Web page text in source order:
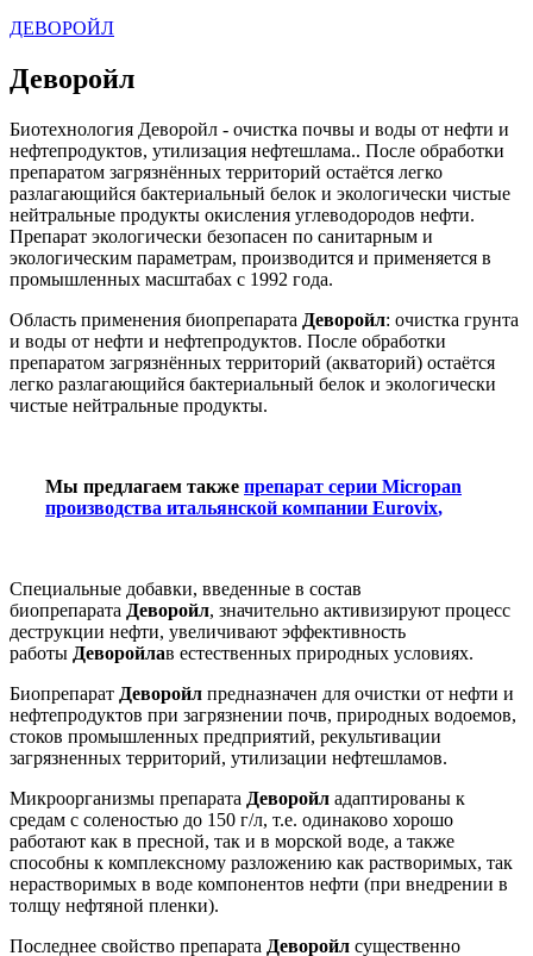
ДЕВОРОЙЛ
Деворойл
Биотехнология Деворойл - очистка почвы и воды от нефти и
нефтепродуктов, утилизация нефтешлама.. После обработки
препаратом загрязнённых территорий остаётся легко
разлагающийся бактериальный белок и экологически чистые
нейтральные продукты окисления углеводородов нефти.
Препарат экологически безопасен по санитарным и
экологическим параметрам, производится и применяется в
промышленных масштабах с 1992 года.
Область применения биопрепарата Деворойл: очистка грунта
и воды от нефти и нефтепродуктов. После обработки
препаратом загрязнённых территорий (акваторий) остаётся
легко разлагающийся бактериальный белок и экологически
чистые нейтральные продукты.
Мы предлагаем также препарат серии Micropan
производства итальянской компании Eurovix,
Специальные добавки, введенные в состав
биопрепарата Деворойл, значительно активизируют процесс
деструкции нефти, увеличивают эффективность
работы Деворойлав естественных природных условиях.
Биопрепарат Деворойл предназначен для очистки от нефти и
нефтепродуктов при загрязнении почв, природных водоемов,
стоков промышленных предприятий, рекультивации
загрязненных территорий, утилизации нефтешламов.
Микроорганизмы препарата Деворойл адаптированы к
средам с соленостью до 150 г/л, т.е. одинаково хорошо
работают как в пресной, так и в морской воде, а также
способны к комплексному разложению как растворимых, так
нерастворимых в воде компонентов нефти (при внедрении в
толщу нефтяной пленки).
Последнее свойство препарата Деворойл существенно